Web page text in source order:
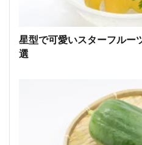
星型で可愛いスターフルー
選